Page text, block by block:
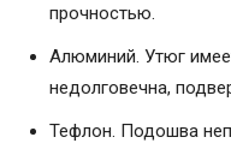
прочностью.
Алюминий. Утюг
недолговечна,
Тефлон. Подошва